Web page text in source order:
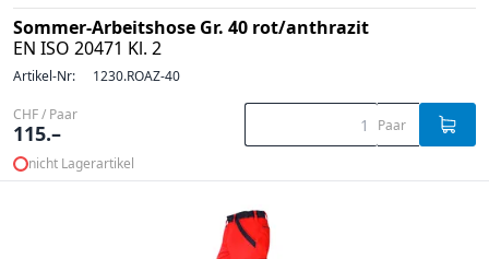
Sommer-Arbeitshose Gr. 40 rot/anthrazit
EN ISO 20471 Kl. 2
Artikel-Nr: 1230.ROAZ-40
CHF / Paar
115.– Paar
nicht Lagerartikel